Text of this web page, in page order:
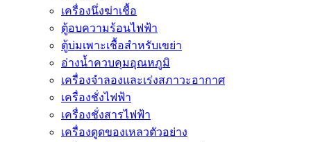
เครื่องนึ่งฆ่าเชื้อ
ตู้อบความร้อนไฟฟ้า
ตู้บ่มเพาะเชื้อสำหรับเขย่า
อ่างน้ำควบคุมอุณหภูมิ
เครื่องจำลองและเร่งสภาวะอากาศ
เครื่องชั่งไฟฟ้า
เครื่องชั่งสารไฟฟ้า
เครื่องดูดของเหลวตัวอย่าง